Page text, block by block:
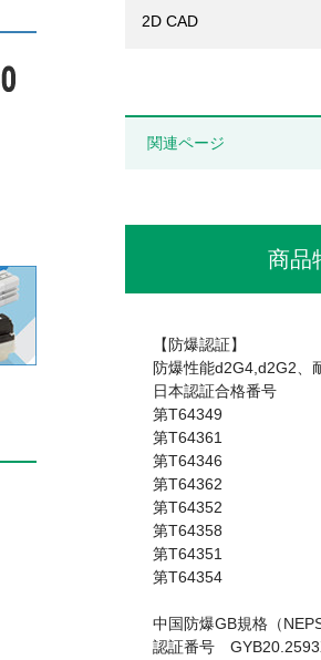
2D CAD
関連ページ
商品
【防爆認証】
防爆性能d2G4,d2G2、
日本認証合格番号
第T64349
第T64361
第T64346
第T64362
第T64352
第T64358
第T64351
第T64354
中国防爆GB規格（
認証番号